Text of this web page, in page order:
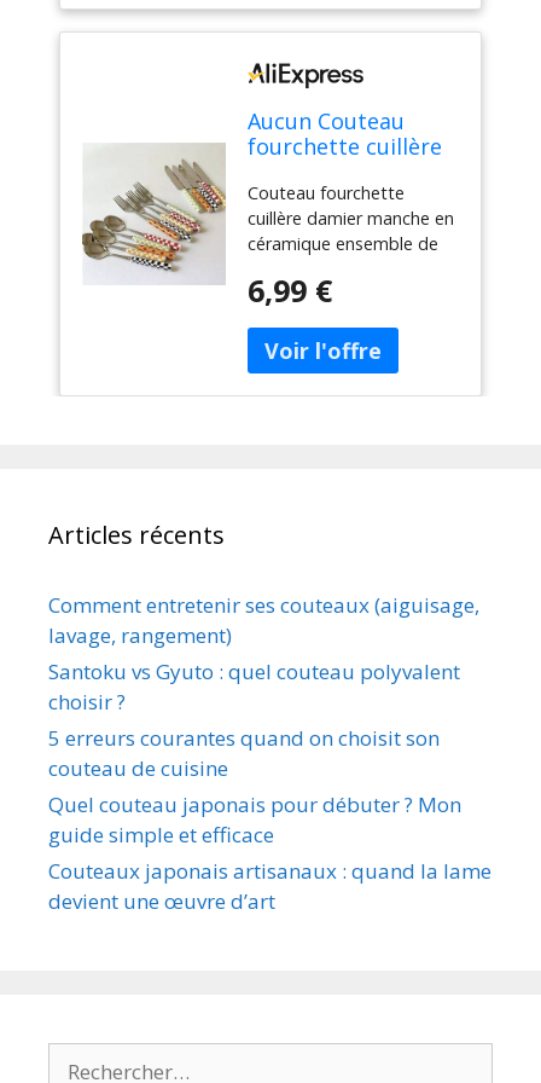
Aucun Couteau
fourchette cuillère
céramique
ensemble de
couverts vaisselle
occidentale
fourchette à
Dessert couteau
cuillère 3
pièces/ensemble
Couteau fourchette
cuillère damier manche en
céramique ensemble de
occidentale fourchette à
pièces/ensemble
6,99 €
Articles récents
Comment entretenir ses couteaux (aiguisage,
lavage, rangement)
Santoku vs Gyuto : quel couteau polyvalent
choisir ?
5 erreurs courantes quand on choisit son
couteau de cuisine
Quel couteau japonais pour débuter ? Mon
guide simple et efficace
Couteaux japonais artisanaux : quand la lame
devient une œuvre d’art